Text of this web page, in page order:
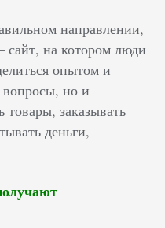
направлении,
сайт, на котором люди
опытом и
вопросы, но и
товары, заказывать
деньги,